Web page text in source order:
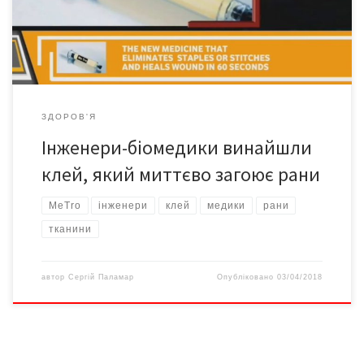
США створили новий еластичний миттєвий клей, що дає змогу
обробляти рани навіть у тих […]
ЗДОРОВ'Я
Інженери-біомедики винайшли
клей, який миттєво загоює рани
MeTro інженери клей медики рани
тканини
автор Сергій Паламар Опубліковано03/04/2018